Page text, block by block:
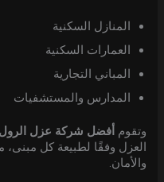
المنازل السكنية
العمارات السكنية
المباني التجارية
المدارس والمستشفيات
وتقوم أفضل شركة عزل الرول
العزل وفقًا لطبيعة كل مبنى،
والأمان.